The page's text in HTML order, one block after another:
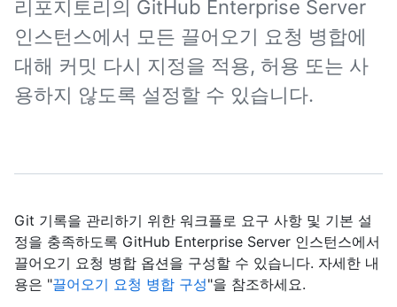
리포지토리의 GitHub Enterprise Server
인스턴스에서 모든 끌어오기 요청 병합에
대해 커밋 다시 지정을 적용, 허용 또는 사
용하지 않도록 설정할 수 있습니다.
Git 기록을 관리하기 위한 워크플로 요구 사항 및 기본 설
정을 충족하도록 GitHub Enterprise Server 인스턴스에서
끌어오기 요청 병합 옵션을 구성할 수 있습니다. 자세한 내
용은 "끌어오기 요청 병합 구성"을 참조하세요.